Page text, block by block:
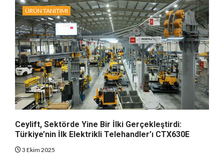
ÜRÜN TANITIMI
Ceylift, Sektörde Yine Bir İlki Gerçekleştirdi:
Türkiye’nin İlk Elektrikli Telehandler’ı CTX630E
3 Ekim 2025